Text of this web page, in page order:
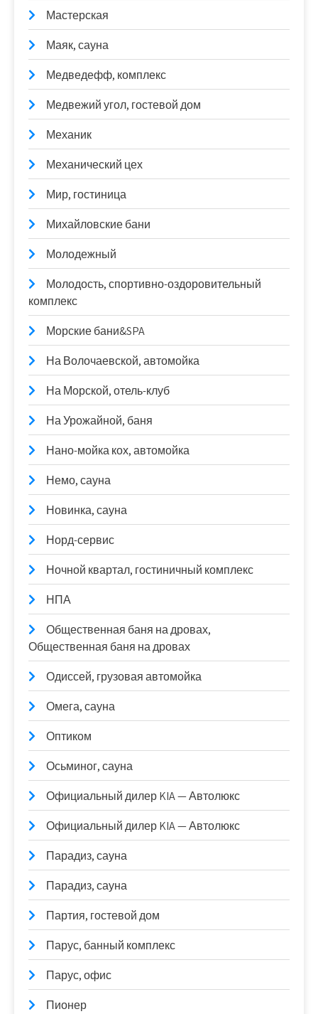
Мастерская
Маяк, сауна
Медведефф, комплекс
Медвежий угол, гостевой дом
Механик
Механический цех
Мир, гостиница
Михайловские бани
Молодежный
Молодость, спортивно-оздоровительный
комплекс
Морские бани&SPA
На Волочаевской, автомойка
На Морской, отель-клуб
На Урожайной, баня
Нано-мойка кох, автомойка
Немо, сауна
Новинка, сауна
Норд-сервис
Ночной квартал, гостиничный комплекс
НПА
Общественная баня на дровах,
Общественная баня на дровах
Одиссей, грузовая автомойка
Омега, сауна
Оптиком
Осьминог, сауна
Официальный дилер KIA — Автолюкс
Официальный дилер KIA — Автолюкс
Парадиз, сауна
Парадиз, сауна
Партия, гостевой дом
Парус, банный комплекс
Парус, офис
Пионер